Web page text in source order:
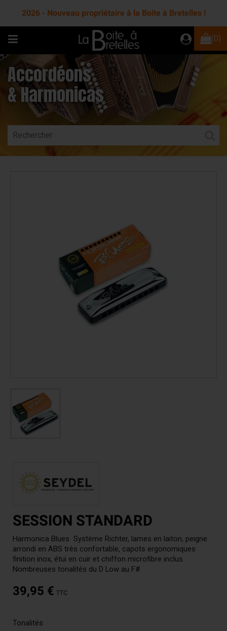
2026 - Nouveau propriétaire à la Boite à Bretelles !
(0)
Accordéons
& Harmonicas
SESSION STANDARD
Harmonica Blues Système Richter, lames en laiton, peigne
arrondi en ABS très confortable, capots ergonomiques
finition inox, étui en cuir et chiffon microfibre inclus.
Nombreuses tonalités du D Low au F#
39,95 € TTC
Tonalités